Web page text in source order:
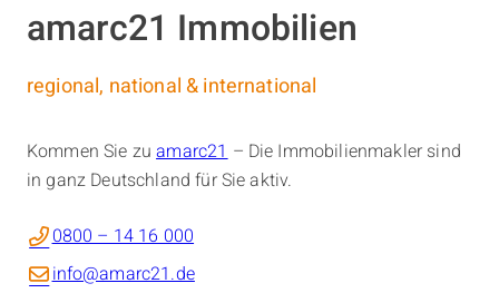
amarc21 Immobilien
regional, national & international
Kommen Sie zuamarc21– Die Immobilienmakler sind
in ganz Deutschland für Sie aktiv.
0800 – 14 16 000
info@amarc21.de